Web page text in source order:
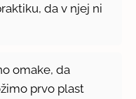
da v njej ni
omake, da
prvo plast